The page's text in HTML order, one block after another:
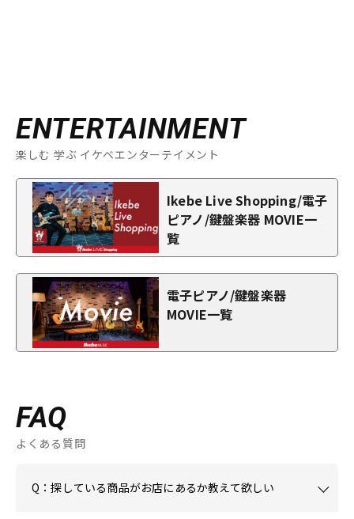
ENTERTAINMENT
楽しむ 学ぶ イケベエンターテイメント
Ikebe Live Shopping/電子
ピアノ/鍵盤楽器 MOVIE一
覧
電子ピアノ/鍵盤楽器
MOVIE一覧
FAQ
よくある質問
Q：探している商品がお店にあるか教えて欲しい